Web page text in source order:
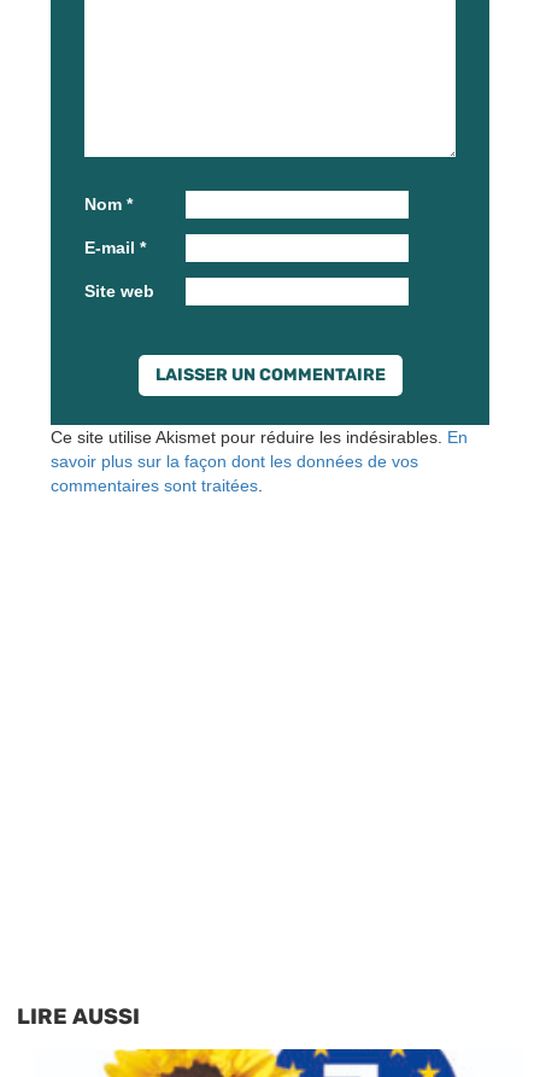
Nom *
E-mail *
Site web
Ce site utilise Akismet pour réduire les indésirables. En
savoir plus sur la façon dont les données de vos
commentaires sont traitées.
LIRE AUSSI